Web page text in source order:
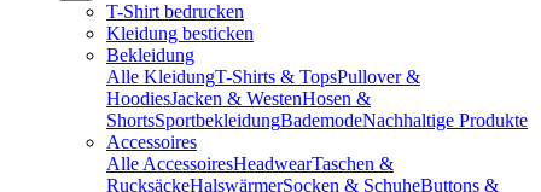
T-Shirt bedrucken
Kleidung besticken
Bekleidung
Alle KleidungT-Shirts & TopsPullover &
HoodiesJacken & WestenHosen &
ShortsSportbekleidungBademodeNachhaltige Produkte
Accessoires
Alle AccessoiresHeadwearTaschen &
RucksäckeHalswärmerSocken & SchuheButtons &